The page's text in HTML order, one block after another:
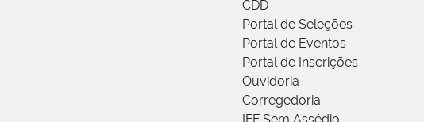
CDD
Portal de Seleções
Portal de Eventos
Portal de Inscrições
Ouvidoria
Corregedoria